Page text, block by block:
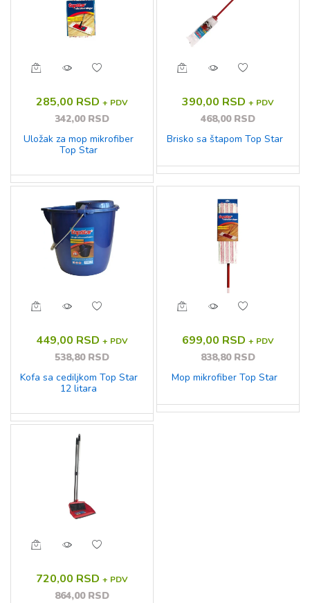
285,00 RSD + PDV
342,00 RSD
Uložak za mop mikrofiber
Top Star
390,00 RSD + PDV
468,00 RSD
Brisko sa štapom Top Star
449,00 RSD + PDV
538,80 RSD
Kofa sa cediljkom Top Star
12 litara
699,00 RSD + PDV
838,80 RSD
Mop mikrofiber Top Star
720,00 RSD + PDV
864,00 RSD